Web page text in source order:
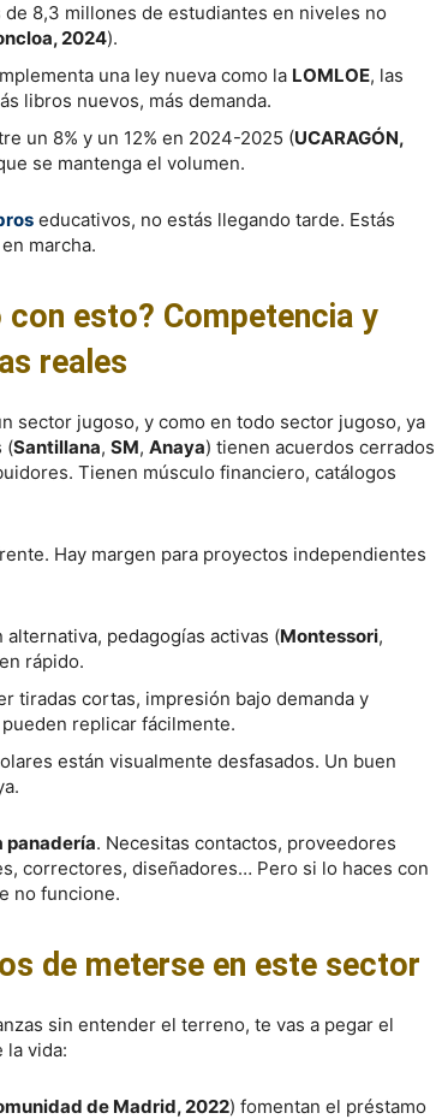
de 8,3 millones de estudiantes en niveles no
2024).
una ley nueva como la LOMLOE, las
libros nuevos, más demanda.
un 8% y un 12% en 2024-2025 (UCARAGÓN,
se mantenga el volumen.
educativos, no estás llegando tarde. Estás
marcha.
esto? Competencia y
reales
sector jugoso, y como en todo sector jugoso, ya
(Santillana, SM, Anaya) tienen acuerdos cerrados
Tienen músculo financiero, catálogos
Hay margen para proyectos independientes
alternativa, pedagogías activas (Montessori,
rápido.
tiradas cortas, impresión bajo demanda y
replicar fácilmente.
están visualmente desfasados. Un buen
panadería. Necesitas contactos, proveedores
correctores, diseñadores… Pero si lo haces con
no funcione.
de meterse en este sector
sin entender el terreno, te vas a pegar el
la vida:
de Madrid, 2022) fomentan el préstamo